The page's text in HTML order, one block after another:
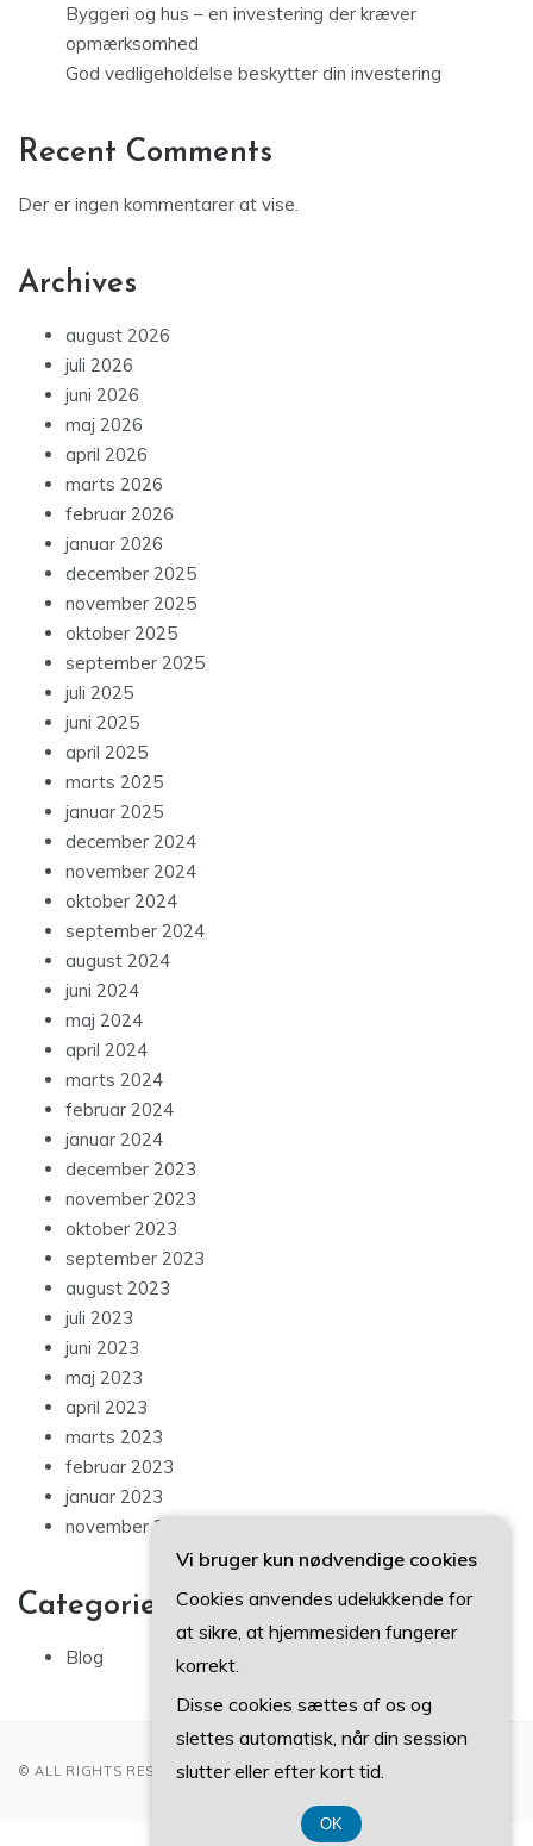
Byggeri og hus – en investering der kræver
opmærksomhed
God vedligeholdelse beskytter din investering
Recent Comments
Der er ingen kommentarer at vise.
Archives
august 2026
juli 2026
juni 2026
maj 2026
april 2026
marts 2026
februar 2026
januar 2026
december 2025
november 2025
oktober 2025
september 2025
juli 2025
juni 2025
april 2025
marts 2025
januar 2025
december 2024
november 2024
oktober 2024
september 2024
august 2024
juni 2024
maj 2024
april 2024
marts 2024
februar 2024
januar 2024
december 2023
november 2023
oktober 2023
september 2023
august 2023
juli 2023
juni 2023
maj 2023
april 2023
marts 2023
februar 2023
januar 2023
november 2022
Categories
Blog
© ALL RIGHTS RESERVED 2022
Vi bruger kun nødvendige cookies
Cookies anvendes udelukkende for
at sikre, at hjemmesiden fungerer
korrekt.
Disse cookies sættes af os og
slettes automatisk, når din session
slutter eller efter kort tid.
OK